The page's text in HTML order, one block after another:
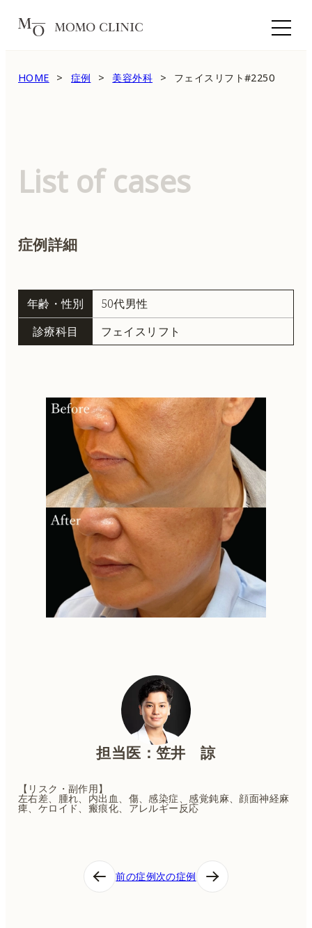
HOME 症例 美容外科 フェイスリフト#2250
List of cases
症例詳細
年齢・性別
50代男性
診療科目
フェイスリフト
担当医：笠井 諒
【リスク・副作用】
左右差、腫れ、内出血、傷、感染症、感覚鈍麻、顔面神経麻
痺、ケロイド、瘢痕化、アレルギー反応
前の症例次の症例